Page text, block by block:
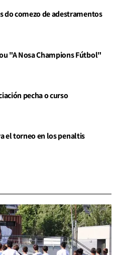
do comezo de adestramentos
"A Nosa Champions Fútbol"
pecha o curso
el torneo en los penaltis